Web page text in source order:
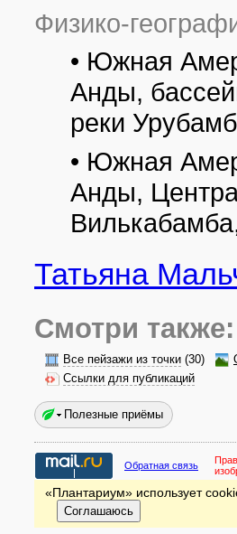
Физико-
• Южная
Анды,
реки
• Южная
Анды,
Татьяна
Смотри также:
Все пейзажи из точки (30)
Ссылки для публикаций
Полезные приёмы
Обратная связь
«Плантариум» использует
Соглашаюсь